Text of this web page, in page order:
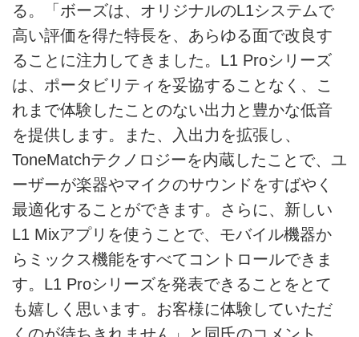
る。「ボーズは、オリジナルのL1システムで
高い評価を得た特長を、あらゆる面で改良す
ることに注力してきました。L1 Proシリーズ
は、ポータビリティを妥協することなく、こ
れまで体験したことのない出力と豊かな低音
を提供します。また、入出力を拡張し、
ToneMatchテクノロジーを内蔵したことで、ユ
ーザーが楽器やマイクのサウンドをすばやく
最適化することができます。さらに、新しい
L1 Mixアプリを使うことで、モバイル機器か
らミックス機能をすべてコントロールできま
す。L1 Proシリーズを発表できることをとて
も嬉しく思います。お客様に体験していただ